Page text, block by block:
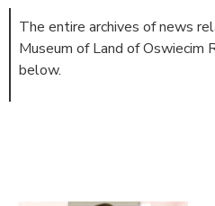
The entire archives of news
Museum of Land of Oswiecim
below.